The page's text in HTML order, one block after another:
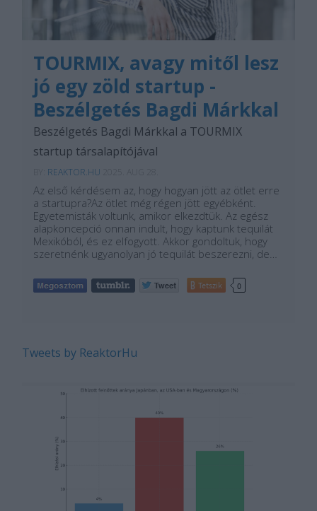
TOURMIX, avagy mitől lesz
jó egy zöld startup -
Beszélgetés Bagdi Márkkal
Beszélgetés Bagdi Márkkal a TOURMIX
startup társalapítójával
REAKTOR.HU
Az első kérdésem az, hogy hogyan jött az ötlet erre
a startupra?Az ötlet még régen jött egyébként.
Egyetemisták voltunk, amikor elkezdtük. Az egész
alapkoncepció onnan indult, hogy kaptunk tequilát
Mexikóból, és ez elfogyott. Akkor gondoltuk, hogy
szeretnénk ugyanolyan jó tequilát beszerezni, de…
Tetszik 0
Tweets by ReaktorHu